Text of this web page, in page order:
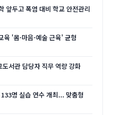
앞두고 폭염 대비 학교 안전관리
'몸·마음·예술 근육' 균형
서관 담당자 직무 역량 강화
명 실습 연수 개최... 맞춤형